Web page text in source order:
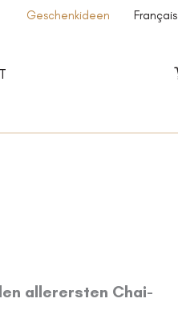
Geschenkideen Français
allerersten Chai-